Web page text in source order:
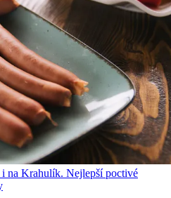
i na Krahulík. Nejlepší poctivé